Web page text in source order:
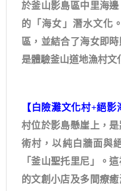
於釜山影島區中里海
的「海女」潛水文化
區，並結合了海女即
是體驗釜山道地漁村文
【白險灘文化村+絕影
村位於影島懸崖上，
術村，以純白牆面與
「釜山聖托里尼」。
的文創小店及多間療